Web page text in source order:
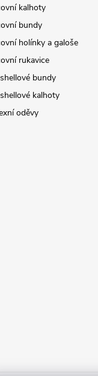
kalhoty
bundy
holínky a galoše
rukavice
bundy
kalhoty
oděvy